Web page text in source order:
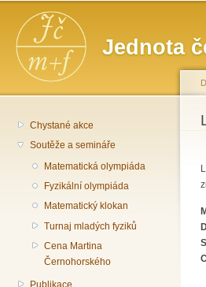
Jednota
Hlavní menu
Chystané akce
Soutěže a semináře
Matematická olympiáda
Fyzikální olympiáda
Matematický klokan
Turnaj mladých fyziků
Cena Martina
Černohorského
Publikace